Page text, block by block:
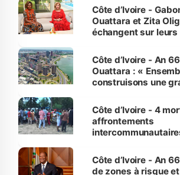
Côte d’Ivoire -
Ouattara et Zita
échangent sur
enfants
Côte d’Ivoire - An
Ouattara : «
construisons une
générations futures
Côte d’Ivoire - 4
affrontements
milieu des sinistrés
Côte d’Ivoire - An
de zones à risque et